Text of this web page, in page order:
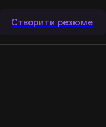
Створити резюме